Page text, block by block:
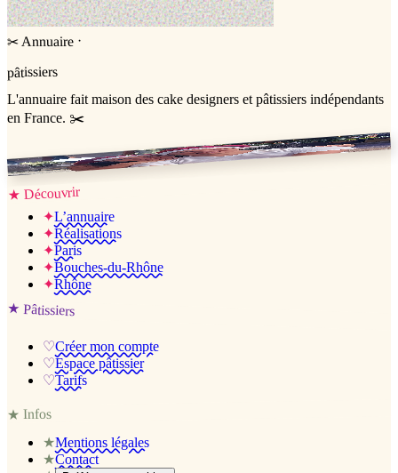
✂ Annuaire ·
pâtissiers
L'annuaire fait maison des cake designers et pâtissiers indépendants
en France. ✂️
Jessica & Jérémy ♡
★ Découvrir
✦L’annuaire
✦Réalisations
✦Paris
✦Bouches-du-Rhône
✦Rhône
★ Pâtissiers
♡Créer mon compte
♡Espace pâtissier
♡Tarifs
★Infos
★Mentions légales
★Contact